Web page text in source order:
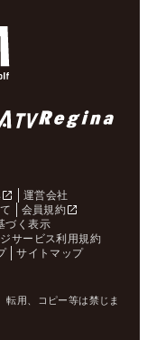
運営会社
会員規約
づく表示
サービス利用規約
サイトマップ
転用、コピー等は禁じま